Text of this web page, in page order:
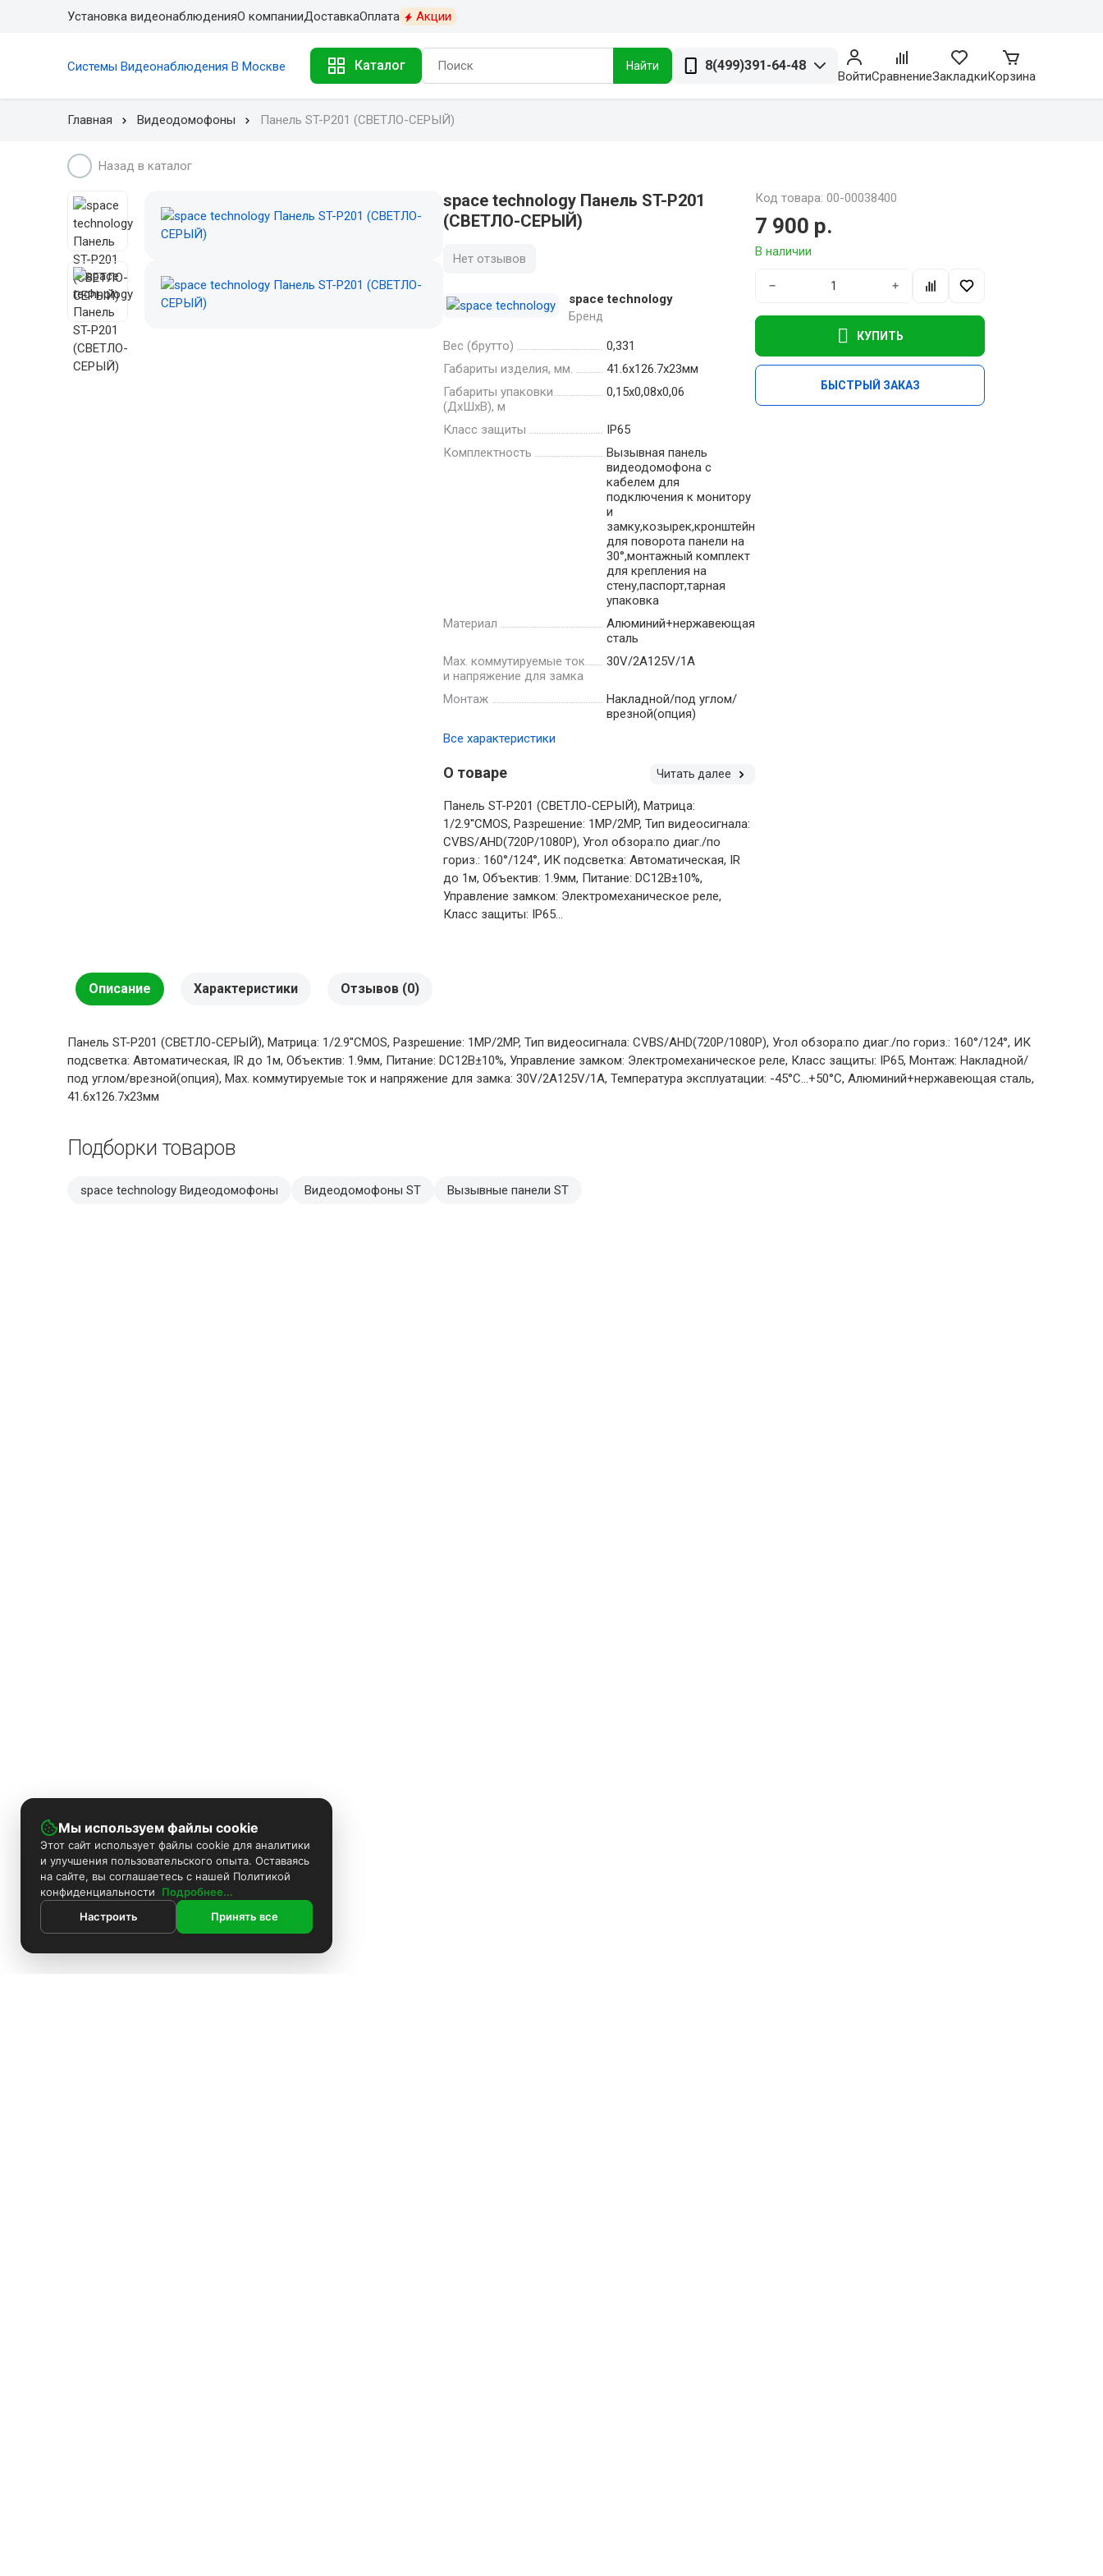
Установка видеонаблюденияО компанииДоставкаОплата Акции
Системы Видеонаблюдения В Москве Каталог Найти 8(499)391-64-48
ВойтиСравнениеЗакладкиКорзина
Главная Видеодомофоны Панель ST-P201 (СВЕТЛО-СЕРЫЙ)
Назад в каталог
space technology Панель ST-P201
(СВЕТЛО-СЕРЫЙ)
Нет отзывов
space technology
Бренд
Вес (брутто)
0,331
Габариты изделия, мм.
41.6х126.7х23мм
Габариты упаковки
(ДхШхВ), м
0,15x0,08x0,06
Класс защиты
IР65
Комплектность
Вызывная панель
видеодомофона c
кабелем для
подключения к монитору
и
замку,козырек,кронштейн
для поворота панели на
30°,монтажный комплект
для крепления на
стену,паспорт,тарная
упаковка
Материал
Алюминий+нержавеющая
сталь
Мах. коммутируемые ток
и напряжение для замка
30V/2A125V/1A
Монтаж
Накладной/под углом/
врезной(опция)
Все характеристики
О товаре Читать далее
Панель ST-P201 (СВЕТЛО-СЕРЫЙ), Матрица:
1/2.9''CMOS, Разрешение: 1MP/2MP, Тип видеосигнала:
CVBS/AHD(720P/1080P), Угол обзора:по диаг./по
гориз.: 160°/124°, ИК подсветка: Автоматическая, IR
до 1м, Объектив: 1.9мм, Питание: DС12В±10%,
Управление замком: Электромеханическое реле,
Класс защиты: IР65...
Код товара: 00-00038400
7 900 р.
В наличии
− +
КУПИТЬ
БЫСТРЫЙ ЗАКАЗ
Описание Характеристики Отзывов (0)
Панель ST-P201 (СВЕТЛО-СЕРЫЙ), Матрица: 1/2.9''CMOS, Разрешение: 1MP/2MP, Тип видеосигнала: CVBS/AHD(720P/1080P), Угол обзора:по диаг./по гориз.: 160°/124°, ИК
подсветка: Автоматическая, IR до 1м, Объектив: 1.9мм, Питание: DС12В±10%, Управление замком: Электромеханическое реле, Класс защиты: IР65, Монтаж: Накладной/
под углом/врезной(опция), Мах. коммутируемые ток и напряжение для замка: 30V/2A125V/1A, Температура эксплуатации: -45°С...+50°С, Алюминий+нержавеющая сталь,
41.6х126.7х23мм
Подборки товаров
space technology Видеодомофоны Видеодомофоны ST Вызывные панели ST
Мы используем файлы cookie
Этот сайт использует файлы cookie для аналитики
и улучшения пользовательского опыта. Оставаясь
на сайте, вы соглашаетесь с нашей Политикой
конфиденциальности
Подробнее...
Настроить
Принять все